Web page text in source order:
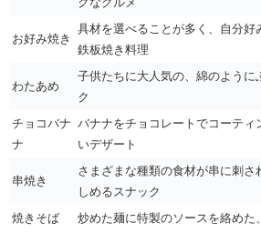
お好み焼き
具材を選べることが多く、自分好
鉄板焼き料理
わたあめ
子供たちに大人気の、綿のように
ク
チョコバナ
ナ
バナナをチョコレートでコーティ
いデザート
串焼き
さまざまな種類の食材が串に刺さ
しめるスナック
焼きそば
炒めた麺に特製のソースを絡めた